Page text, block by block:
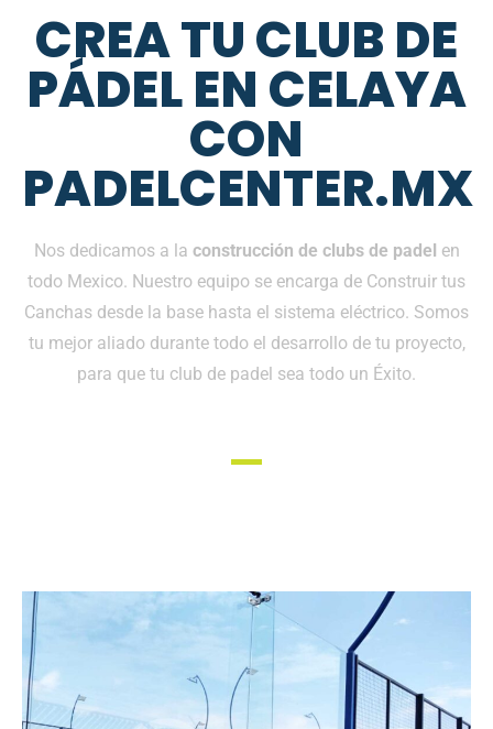
CREA TU CLUB DE
PÁDEL EN CELAYA
CON
PADELCENTER.MX
Nos dedicamos a la construcción de clubs de padel en
todo Mexico. Nuestro equipo se encarga de Construir tus
Canchas desde la base hasta el sistema eléctrico. Somos
tu mejor aliado durante todo el desarrollo de tu proyecto,
para que tu club de padel sea todo un Éxito.